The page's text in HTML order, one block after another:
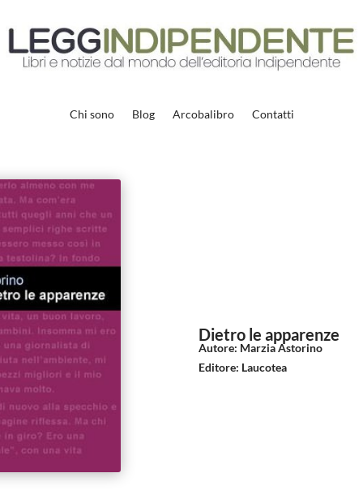
Chi sono Blog Arcobalibro Contatti
Dietro le apparenze
Autore: Marzia Astorino
Editore: Laucotea